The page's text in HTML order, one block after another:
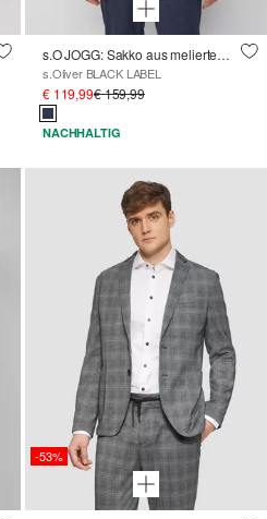
s.O JOGG: Sakko aus meliertem Piqué-Jersey
s.Oliver BLACK LABEL
€ 119,99€ 159,99
NACHHALTIG
-53%